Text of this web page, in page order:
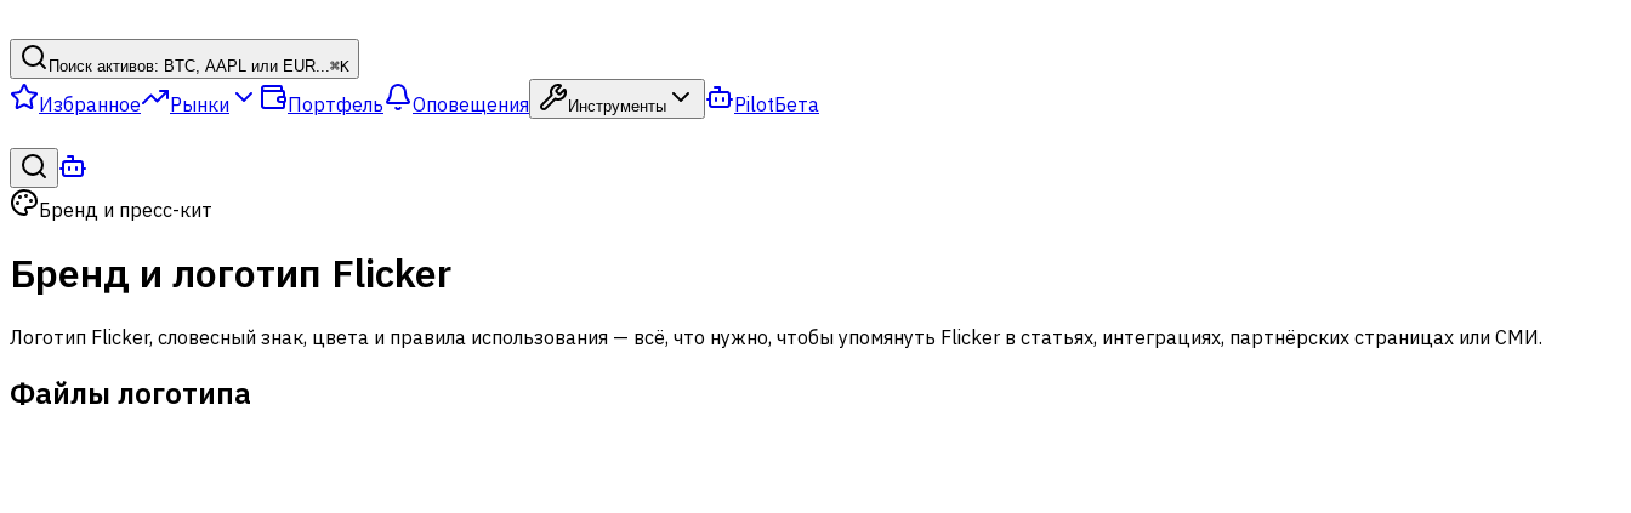
Поиск активов: BTC, AAPL или EUR...⌘K
Избранное Рынки Портфель Оповещения Инструменты PilotБета
Бренд и пресс-кит
Бренд и логотип Flicker
Логотип Flicker, словесный знак, цвета и правила использования — всё, что нужно, чтобы упомянуть Flicker в статьях, интеграциях, партнёрских страницах или СМИ.
Файлы логотипа